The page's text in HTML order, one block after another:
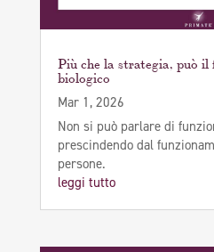
Più che la strategia, può il
biologico
Mar 1, 2026
Non si può parlare di
prescindendo dal
persone.
leggi tutto